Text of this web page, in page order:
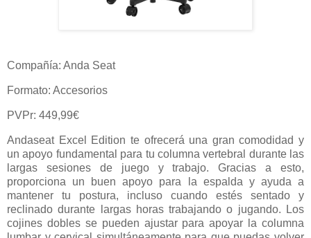
Compañía: Anda Seat
Formato: Accesorios
PVPr: 449,99€
Andaseat Excel Edition te ofrecerá una gran comodidad y
un apoyo fundamental para tu columna vertebral durante las
largas sesiones de juego y trabajo. Gracias a esto,
proporciona un buen apoyo para la espalda y ayuda a
mantener tu postura, incluso cuando estés sentado y
reclinado durante largas horas trabajando o jugando. Los
cojines dobles se pueden ajustar para apoyar la columna